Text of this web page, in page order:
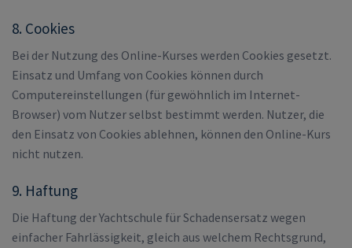
8. Cookies
Bei der Nutzung des Online-Kurses werden Cookies gesetzt.
Einsatz und Umfang von Cookies können durch
Computereinstellungen (für gewöhnlich im Internet-
Browser) vom Nutzer selbst bestimmt werden. Nutzer, die
den Einsatz von Cookies ablehnen, können den Online-Kurs
nicht nutzen.
9. Haftung
Die Haftung der Yachtschule für Schadensersatz wegen
einfacher Fahrlässigkeit, gleich aus welchem Rechtsgrund,